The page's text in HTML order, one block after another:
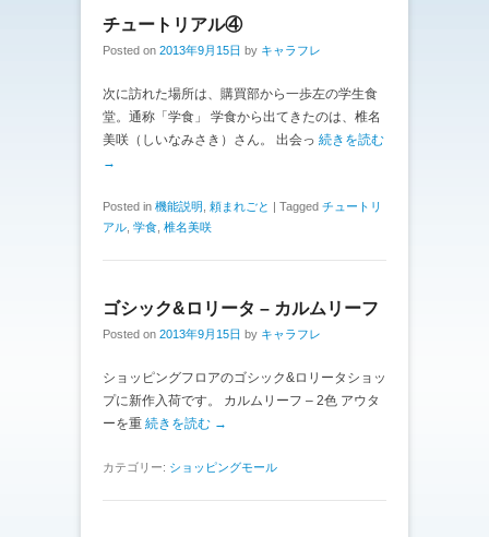
チュートリアル④
Posted on 2013年9月15日 by キャラフレ
次に訪れた場所は、購買部から一歩左の学生食
堂。通称「学食」 学食から出てきたのは、椎名
美咲（しいなみさき）さん。 出会っ 続きを読む
→
Posted in 機能説明 頼まれごと | Tagged チュートリ
アル 学食 椎名美咲
ゴシック&ロリータ – カルムリーフ
Posted on 2013年9月15日 by キャラフレ
ショッピングフロアのゴシック&ロリータショッ
プに新作入荷です。 カルムリーフ – 2色 アウタ
ーを重 続きを読む →
カテゴリー: ショッピングモール